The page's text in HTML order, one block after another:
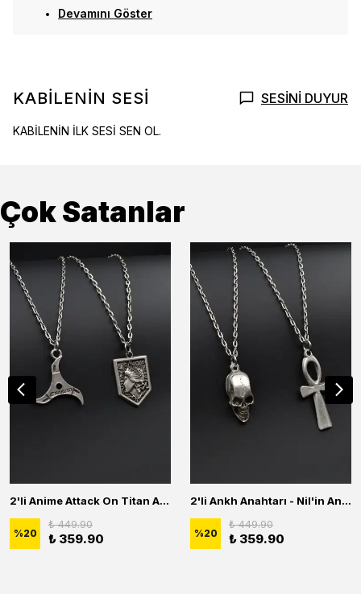
Devamını Göster
KABİLENİN SESİ SESİNİ DUYUR
KABİLENİN İLK SESİ SEN OL.
Çok Satanlar
2'li Anime Attack On Titan Acrylic Maria Anime Naruto Erkek Kadın Kolye Seti
%20
₺ 449.90
₺ 359.90
2'li Ankh Anahtarı - Nil'in Anahtarı - Kuru Kafa Erkek Kadın Kolye Seti
%20
₺ 449.90
₺ 359.90